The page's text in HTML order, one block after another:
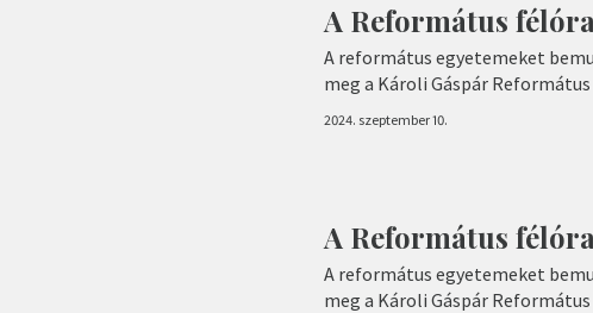
A Református
A református egyetemeket
meg a Károli Gáspár
2024. szeptember 10.
A Református
A református egyetemeket
meg a Károli Gáspár